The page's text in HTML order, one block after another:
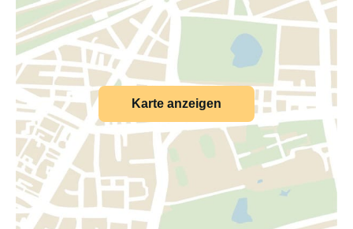
Karte anzeigen